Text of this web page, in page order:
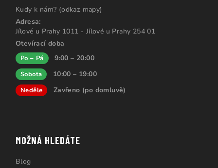
Kudy k nám? (odkaz mapy)
Adresa:
Jílové u Prahy 1011 - Jílové u Prahy 254 01
Otevírací doba
Po – Pá 9:00 – 20:00
Sobota 10:00 – 19:00
Neděle Zavřeno (po domluvě)
MOŽNÁ HLEDÁTE
Blog